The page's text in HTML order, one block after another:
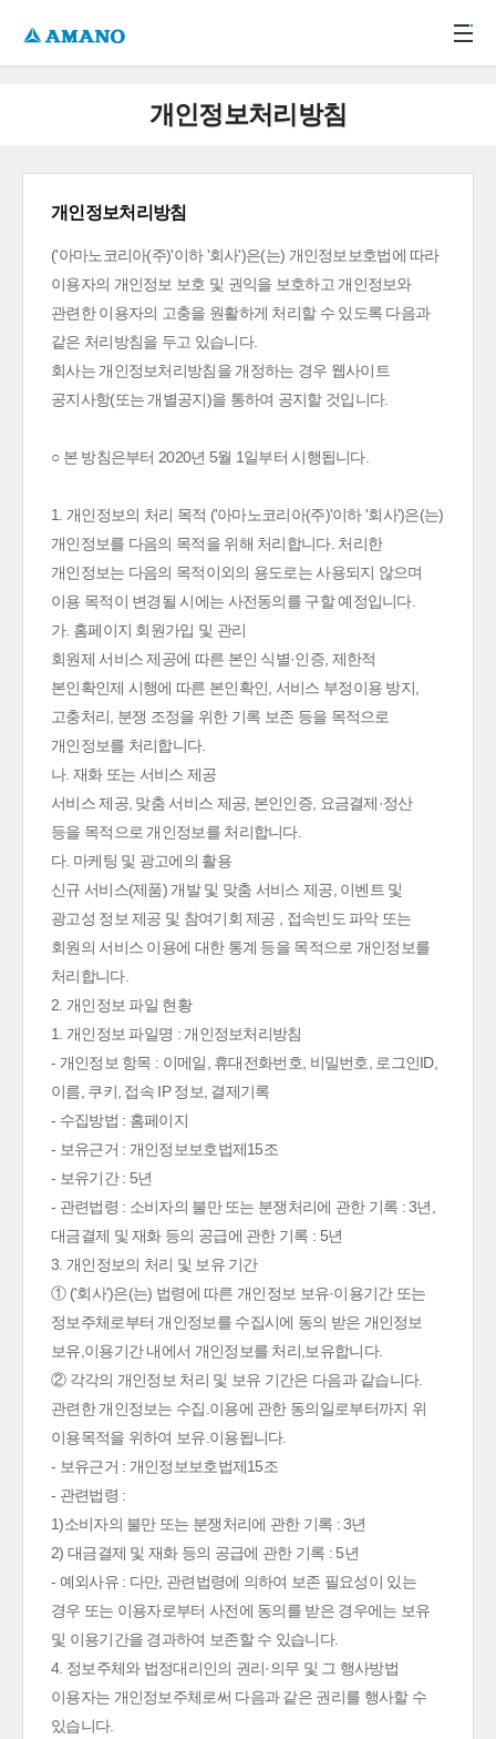
개인정보처리방침
개인정보처리방침
('아마노코리아(주)'이하 '회사')은(는) 개인정보보호법에 따라
이용자의 개인정보 보호 및 권익을 보호하고 개인정보와
관련한 이용자의 고충을 원활하게 처리할 수 있도록 다음과
같은 처리방침을 두고 있습니다.
회사는 개인정보처리방침을 개정하는 경우 웹사이트
공지사항(또는 개별공지)을 통하여 공지할 것입니다.
○ 본 방침은부터 2020년 5월 1일부터 시행됩니다.
1. 개인정보의 처리 목적 ('아마노코리아(주)'이하 '회사')은(는)
개인정보를 다음의 목적을 위해 처리합니다. 처리한
개인정보는 다음의 목적이외의 용도로는 사용되지 않으며
이용 목적이 변경될 시에는 사전동의를 구할 예정입니다.
가. 홈페이지 회원가입 및 관리
회원제 서비스 제공에 따른 본인 식별·인증, 제한적
본인확인제 시행에 따른 본인확인, 서비스 부정이용 방지,
고충처리, 분쟁 조정을 위한 기록 보존 등을 목적으로
개인정보를 처리합니다.
나. 재화 또는 서비스 제공
서비스 제공, 맞춤 서비스 제공, 본인인증, 요금결제·정산
등을 목적으로 개인정보를 처리합니다.
다. 마케팅 및 광고에의 활용
신규 서비스(제품) 개발 및 맞춤 서비스 제공, 이벤트 및
광고성 정보 제공 및 참여기회 제공 , 접속빈도 파악 또는
회원의 서비스 이용에 대한 통계 등을 목적으로 개인정보를
처리합니다.
2. 개인정보 파일 현황
1. 개인정보 파일명 : 개인정보처리방침
- 개인정보 항목 : 이메일, 휴대전화번호, 비밀번호, 로그인ID,
이름, 쿠키, 접속 IP 정보, 결제기록
- 수집방법 : 홈페이지
- 보유근거 : 개인정보보호법제15조
- 보유기간 : 5년
- 관련법령 : 소비자의 불만 또는 분쟁처리에 관한 기록 : 3년,
대금결제 및 재화 등의 공급에 관한 기록 : 5년
3. 개인정보의 처리 및 보유 기간
① ('회사')은(는) 법령에 따른 개인정보 보유·이용기간 또는
정보주체로부터 개인정보를 수집시에 동의 받은 개인정보
보유,이용기간 내에서 개인정보를 처리,보유합니다.
② 각각의 개인정보 처리 및 보유 기간은 다음과 같습니다.
관련한 개인정보는 수집.이용에 관한 동의일로부터까지 위
이용목적을 위하여 보유.이용됩니다.
- 보유근거 : 개인정보보호법제15조
- 관련법령 :
1)소비자의 불만 또는 분쟁처리에 관한 기록 : 3년
2) 대금결제 및 재화 등의 공급에 관한 기록 : 5년
- 예외사유 : 다만, 관련법령에 의하여 보존 필요성이 있는
경우 또는 이용자로부터 사전에 동의를 받은 경우에는 보유
및 이용기간을 경과하여 보존할 수 있습니다.
4. 정보주체와 법정대리인의 권리·의무 및 그 행사방법
이용자는 개인정보주체로써 다음과 같은 권리를 행사할 수
있습니다.